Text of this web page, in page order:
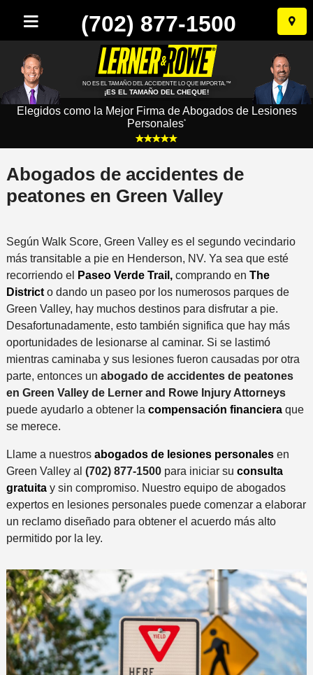
Ir
al
(702) 877-1500
NO ES EL TAMAÑO DEL ACCIDENTE LO QUE IMPORTA.™
¡ES EL TAMAÑO DEL CHEQUE!
Elegidos como la Mejor Firma de Abogados de Lesiones
Personales*
Abogados de accidentes de
peatones en Green Valley
Según Walk Score, Green Valley es el segundo vecindario
más transitable a pie en Henderson, NV. Ya sea que esté
recorriendo el
Paseo Verde Trail,comprando en The
District o dando un paseo por los numerosos parques de
Green Valley, hay muchos destinos para disfrutar a pie.
Desafortunadamente, esto también significa que hay más
oportunidades de lesionarse al caminar. Si se lastimó
mientras caminaba y sus lesiones fueron causadas por otra
parte, entonces un abogado de accidentes de peatones
en Green Valley de Lerner and Rowe Injury Attorneys
puede ayudarlo a obtener la compensación financieraque
se merece.
Llame a nuestros abogados de lesiones personales en
Green Valley al (702) 877-1500para iniciar su consulta
gratuitay sin compromiso. Nuestro equipo de abogados
expertos en lesiones personales puede comenzar a elaborar
un reclamo diseñado para obtener el acuerdo más alto
permitido por la ley.